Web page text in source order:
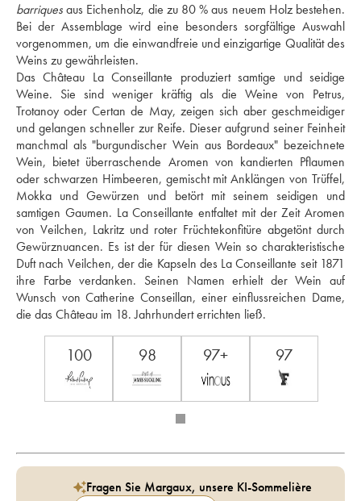
barriques aus Eichenholz, die zu 80 % aus neuem Holz bestehen.
Bei der Assemblage wird eine besonders sorgfältige Auswahl
vorgenommen, um die einwandfreie und einzigartige Qualität des
Weins zu gewährleisten.
Das Château La Conseillante produziert samtige und seidige
Weine. Sie sind weniger kräftig als die Weine von Petrus,
Trotanoy oder Certan de May, zeigen sich aber geschmeidiger
und gelangen schneller zur Reife. Dieser aufgrund seiner Feinheit
manchmal als "burgundischer Wein aus Bordeaux" bezeichnete
Wein, bietet überraschende Aromen von kandierten Pflaumen
oder schwarzen Himbeeren, gemischt mit Anklängen von Trüffel,
Mokka und Gewürzen und betört mit seinem seidigen und
samtigen Gaumen. La Conseillante entfaltet mit der Zeit Aromen
von Veilchen, Lakritz und roter Früchtekonfitüre abgetönt durch
Gewürznuancen. Es ist der für diesen Wein so charakteristische
Duft nach Veilchen, der die Kapseln des La Conseillante seit 1871
ihre Farbe verdanken. Seinen Namen erhielt der Wein auf
Wunsch von Catherine Conseillan, einer einflussreichen Dame,
die das Château im 18. Jahrhundert errichten ließ.
100 98 97+ 97
Fragen Sie Margaux, unsere KI-Sommelière